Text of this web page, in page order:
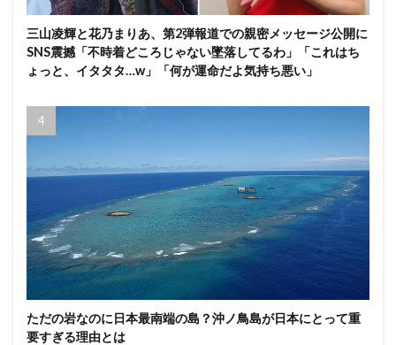
三山凌輝と花乃まりあ、第2弾報道での親密メッセージ公開に
SNS震撼「不時着どころじゃない墜落してるわ」「これはち
ょっと、イタタタ…w」「何が運命だよ気持ち悪い」
ただの岩なのに日本最南端の島？沖ノ鳥島が日本にとって重
要すぎる理由とは